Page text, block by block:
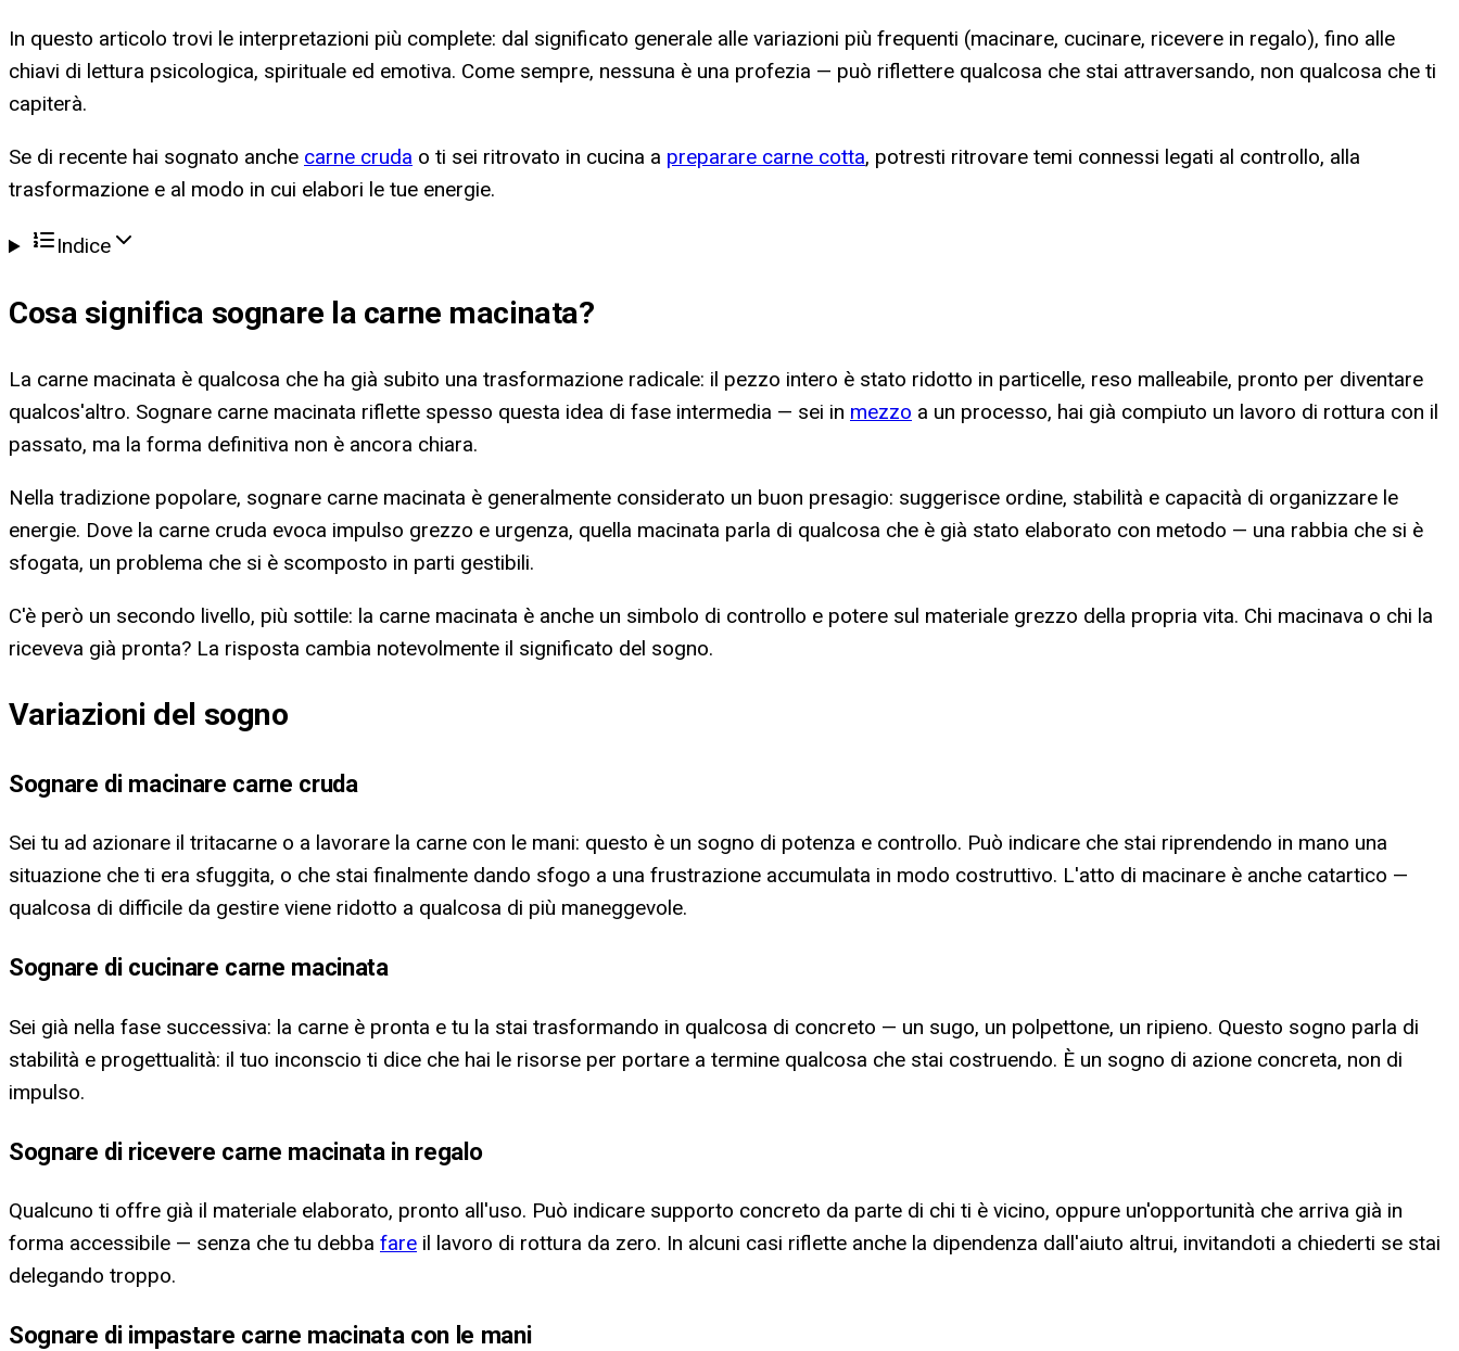
In questo articolo trovi le interpretazioni più complete: dal significato generale alle variazioni più frequenti (macinare, cucinare, ricevere in regalo), fino alle
chiavi di lettura psicologica, spirituale ed emotiva. Come sempre, nessuna è una profezia — può riflettere qualcosa che stai attraversando, non qualcosa che ti
capiterà.
Se di recente hai sognato anche carne cruda o ti sei ritrovato in cucina a preparare carne cotta, potresti ritrovare temi connessi legati al controllo, alla
trasformazione e al modo in cui elabori le tue energie.
Indice
Cosa significa sognare la carne macinata?
La carne macinata è qualcosa che ha già subito una trasformazione radicale: il pezzo intero è stato ridotto in particelle, reso malleabile, pronto per diventare
qualcos'altro. Sognare carne macinata riflette spesso questa idea di fase intermedia — sei in mezzo a un processo, hai già compiuto un lavoro di rottura con il
passato, ma la forma definitiva non è ancora chiara.
Nella tradizione popolare, sognare carne macinata è generalmente considerato un buon presagio: suggerisce ordine, stabilità e capacità di organizzare le
energie. Dove la carne cruda evoca impulso grezzo e urgenza, quella macinata parla di qualcosa che è già stato elaborato con metodo — una rabbia che si è
sfogata, un problema che si è scomposto in parti gestibili.
C'è però un secondo livello, più sottile: la carne macinata è anche un simbolo di controllo e potere sul materiale grezzo della propria vita. Chi macinava o chi la
riceveva già pronta? La risposta cambia notevolmente il significato del sogno.
Variazioni del sogno
Sognare di macinare carne cruda
Sei tu ad azionare il tritacarne o a lavorare la carne con le mani: questo è un sogno di potenza e controllo. Può indicare che stai riprendendo in mano una
situazione che ti era sfuggita, o che stai finalmente dando sfogo a una frustrazione accumulata in modo costruttivo. L'atto di macinare è anche catartico —
qualcosa di difficile da gestire viene ridotto a qualcosa di più maneggevole.
Sognare di cucinare carne macinata
Sei già nella fase successiva: la carne è pronta e tu la stai trasformando in qualcosa di concreto — un sugo, un polpettone, un ripieno. Questo sogno parla di
stabilità e progettualità: il tuo inconscio ti dice che hai le risorse per portare a termine qualcosa che stai costruendo. È un sogno di azione concreta, non di
impulso.
Sognare di ricevere carne macinata in regalo
Qualcuno ti offre già il materiale elaborato, pronto all'uso. Può indicare supporto concreto da parte di chi ti è vicino, oppure un'opportunità che arriva già in
forma accessibile — senza che tu debba fare il lavoro di rottura da zero. In alcuni casi riflette anche la dipendenza dall'aiuto altrui, invitandoti a chiederti se stai
delegando troppo.
Sognare di impastare carne macinata con le mani